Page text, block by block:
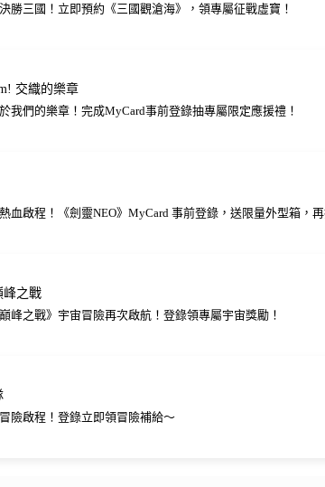
勝三國！立即預約《三國觀滄海》，領專屬征戰虛寶！
交織的樂章
我們的樂章！完成MyCard事前登錄抽專屬限定應援禮！
血啟程！《劍靈NEO》MyCard 事前登錄，送限量外型箱，
峰之戰
巔峰之戰》宇宙冒險再次啟航！登錄領專屬宇宙獎勵！
險啟程！登錄立即領冒險補給～